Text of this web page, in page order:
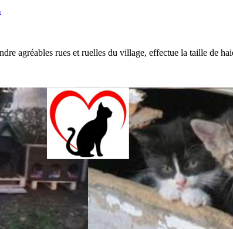
agréables rues et ruelles du village, effectue la taille de